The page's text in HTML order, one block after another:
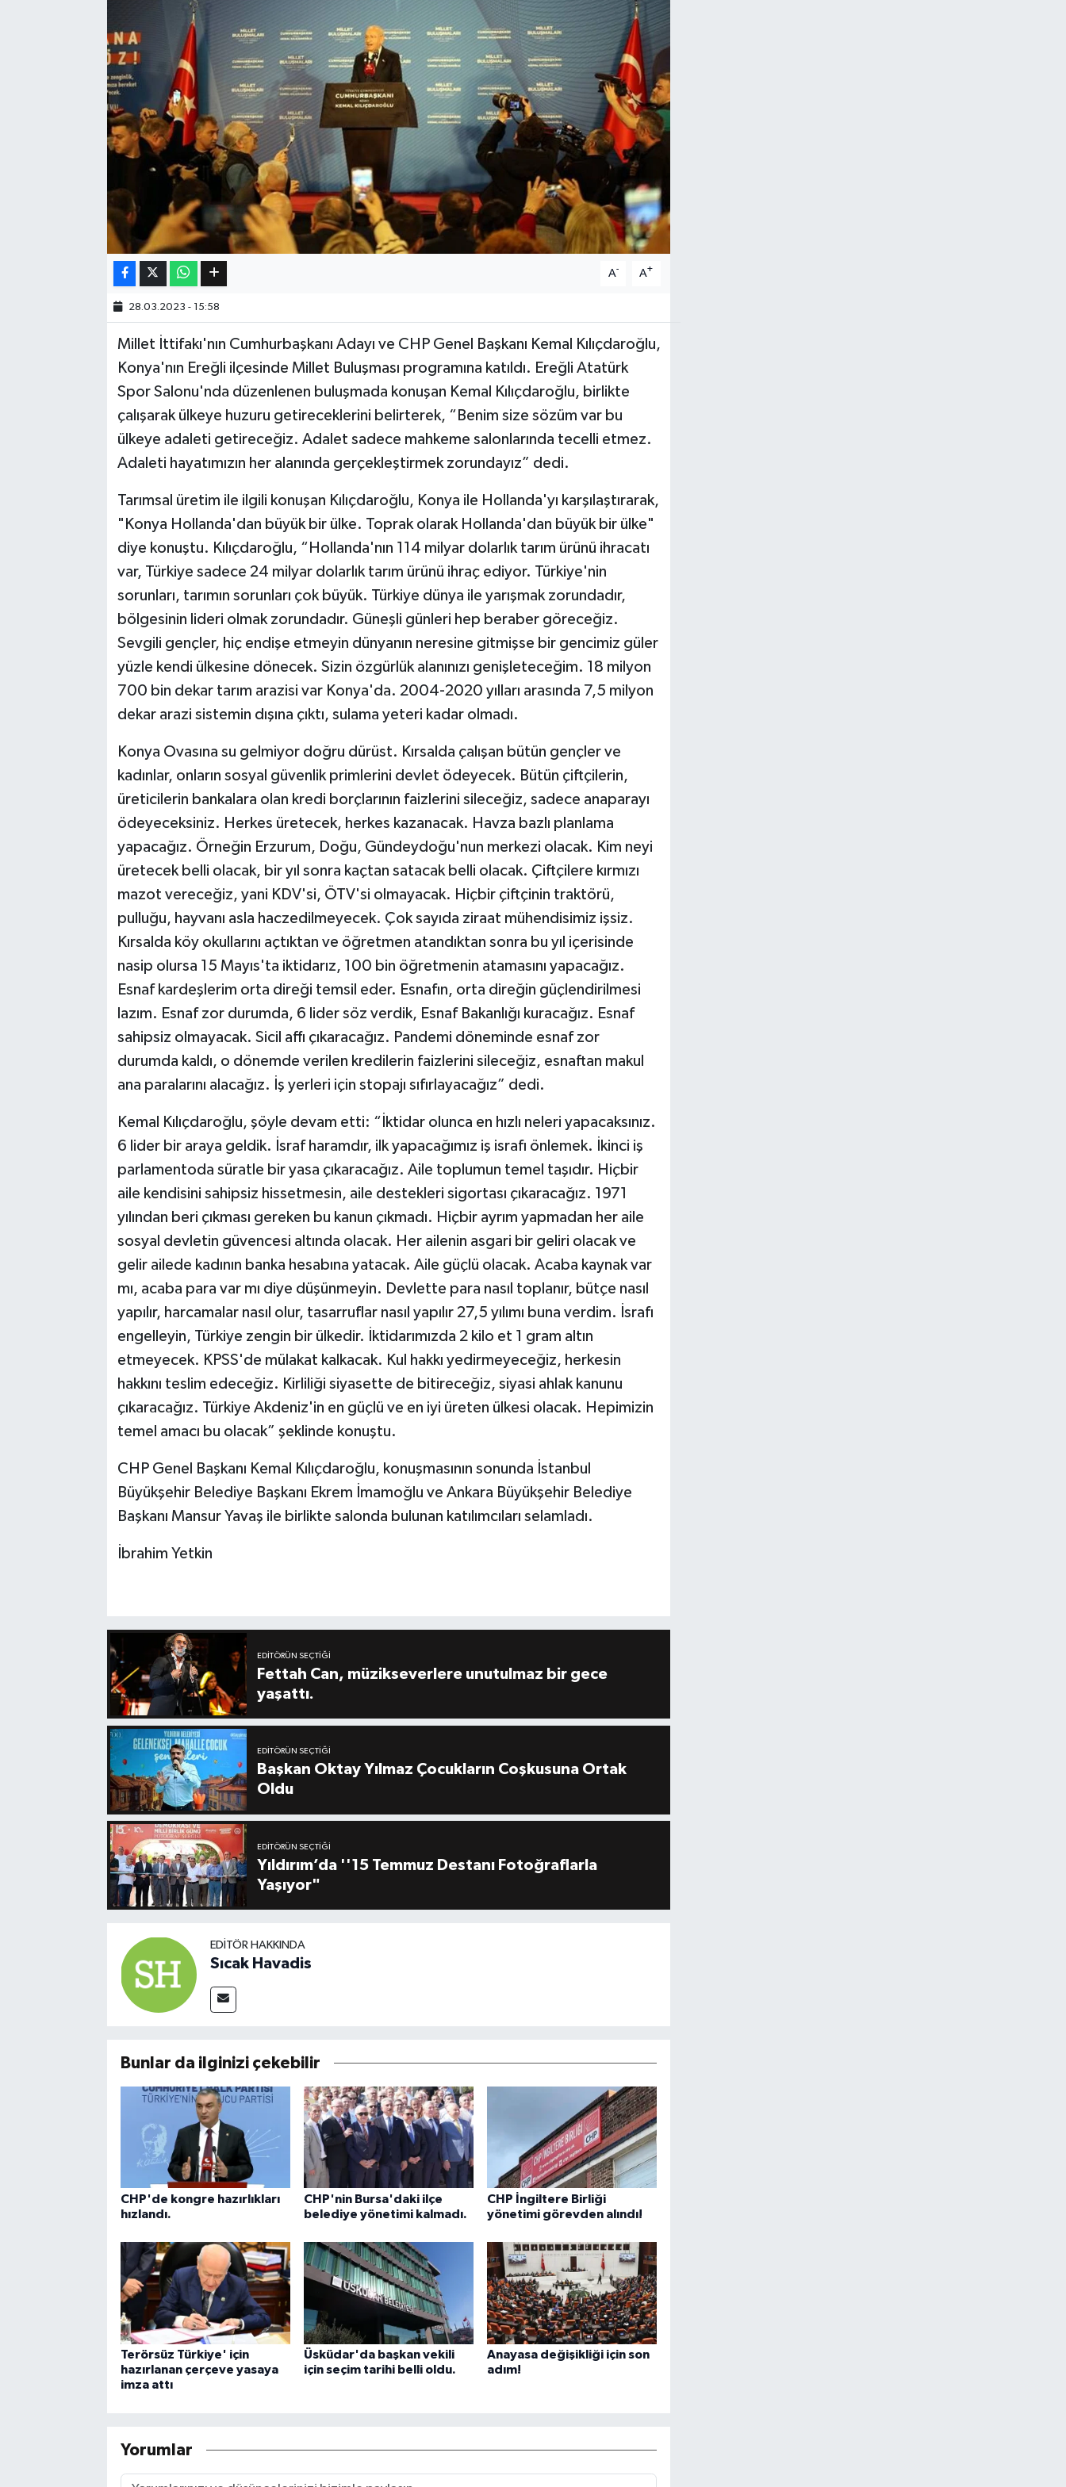
A- A+
28.03.2023 - 15:58
Millet İttifakı'nın Cumhurbaşkanı Adayı ve CHP Genel Başkanı Kemal Kılıçdaroğlu,
Konya'nın Ereğli ilçesinde Millet Buluşması programına katıldı. Ereğli Atatürk
Spor Salonu'nda düzenlenen buluşmada konuşan Kemal Kılıçdaroğlu, birlikte
çalışarak ülkeye huzuru getireceklerini belirterek, “Benim size sözüm var bu
ülkeye adaleti getireceğiz. Adalet sadece mahkeme salonlarında tecelli etmez.
Adaleti hayatımızın her alanında gerçekleştirmek zorundayız” dedi.
Tarımsal üretim ile ilgili konuşan Kılıçdaroğlu, Konya ile Hollanda'yı karşılaştırarak,
"Konya Hollanda'dan büyük bir ülke. Toprak olarak Hollanda'dan büyük bir ülke"
diye konuştu. Kılıçdaroğlu, “Hollanda'nın 114 milyar dolarlık tarım ürünü ihracatı
var, Türkiye sadece 24 milyar dolarlık tarım ürünü ihraç ediyor. Türkiye'nin
sorunları, tarımın sorunları çok büyük. Türkiye dünya ile yarışmak zorundadır,
bölgesinin lideri olmak zorundadır. Güneşli günleri hep beraber göreceğiz.
Sevgili gençler, hiç endişe etmeyin dünyanın neresine gitmişse bir gencimiz güler
yüzle kendi ülkesine dönecek. Sizin özgürlük alanınızı genişleteceğim. 18 milyon
700 bin dekar tarım arazisi var Konya'da. 2004-2020 yılları arasında 7,5 milyon
dekar arazi sistemin dışına çıktı, sulama yeteri kadar olmadı.
Konya Ovasına su gelmiyor doğru dürüst. Kırsalda çalışan bütün gençler ve
kadınlar, onların sosyal güvenlik primlerini devlet ödeyecek. Bütün çiftçilerin,
üreticilerin bankalara olan kredi borçlarının faizlerini sileceğiz, sadece anaparayı
ödeyeceksiniz. Herkes üretecek, herkes kazanacak. Havza bazlı planlama
yapacağız. Örneğin Erzurum, Doğu, Gündeydoğu'nun merkezi olacak. Kim neyi
üretecek belli olacak, bir yıl sonra kaçtan satacak belli olacak. Çiftçilere kırmızı
mazot vereceğiz, yani KDV'si, ÖTV'si olmayacak. Hiçbir çiftçinin traktörü,
pulluğu, hayvanı asla haczedilmeyecek. Çok sayıda ziraat mühendisimiz işsiz.
Kırsalda köy okullarını açtıktan ve öğretmen atandıktan sonra bu yıl içerisinde
nasip olursa 15 Mayıs'ta iktidarız, 100 bin öğretmenin atamasını yapacağız.
Esnaf kardeşlerim orta direği temsil eder. Esnafın, orta direğin güçlendirilmesi
lazım. Esnaf zor durumda, 6 lider söz verdik, Esnaf Bakanlığı kuracağız. Esnaf
sahipsiz olmayacak. Sicil affı çıkaracağız. Pandemi döneminde esnaf zor
durumda kaldı, o dönemde verilen kredilerin faizlerini sileceğiz, esnaftan makul
ana paralarını alacağız. İş yerleri için stopajı sıfırlayacağız” dedi.
Kemal Kılıçdaroğlu, şöyle devam etti: “İktidar olunca en hızlı neleri yapacaksınız.
6 lider bir araya geldik. İsraf haramdır, ilk yapacağımız iş israfı önlemek. İkinci iş
parlamentoda süratle bir yasa çıkaracağız. Aile toplumun temel taşıdır. Hiçbir
aile kendisini sahipsiz hissetmesin, aile destekleri sigortası çıkaracağız. 1971
yılından beri çıkması gereken bu kanun çıkmadı. Hiçbir ayrım yapmadan her aile
sosyal devletin güvencesi altında olacak. Her ailenin asgari bir geliri olacak ve
gelir ailede kadının banka hesabına yatacak. Aile güçlü olacak. Acaba kaynak var
mı, acaba para var mı diye düşünmeyin. Devlette para nasıl toplanır, bütçe nasıl
yapılır, harcamalar nasıl olur, tasarruflar nasıl yapılır 27,5 yılımı buna verdim. İsrafı
engelleyin, Türkiye zengin bir ülkedir. İktidarımızda 2 kilo et 1 gram altın
etmeyecek. KPSS'de mülakat kalkacak. Kul hakkı yedirmeyeceğiz, herkesin
hakkını teslim edeceğiz. Kirliliği siyasette de bitireceğiz, siyasi ahlak kanunu
çıkaracağız. Türkiye Akdeniz'in en güçlü ve en iyi üreten ülkesi olacak. Hepimizin
temel amacı bu olacak” şeklinde konuştu.
CHP Genel Başkanı Kemal Kılıçdaroğlu, konuşmasının sonunda İstanbul
Büyükşehir Belediye Başkanı Ekrem İmamoğlu ve Ankara Büyükşehir Belediye
Başkanı Mansur Yavaş ile birlikte salonda bulunan katılımcıları selamladı.
İbrahim Yetkin
EDITÖRÜN SEÇTIĞI
Fettah Can, müzikseverlere unutulmaz bir gece
yaşattı.
EDITÖRÜN SEÇTIĞI
Başkan Oktay Yılmaz Çocukların Coşkusuna Ortak
Oldu
EDITÖRÜN SEÇTIĞI
Yıldırım’da ''15 Temmuz Destanı Fotoğraflarla
Yaşıyor"
EDITÖR HAKKINDA
Sıcak Havadis
Bunlar da ilginizi çekebilir
CHP'de kongre hazırlıkları
hızlandı.
CHP'nin Bursa'daki ilçe
belediye yönetimi kalmadı.
CHP İngiltere Birliği
yönetimi görevden alındı!
Terörsüz Türkiye' için
hazırlanan çerçeve yasaya
imza attı
Üsküdar'da başkan vekili
için seçim tarihi belli oldu.
Anayasa değişikliği için son
adım!
Yorumlar
Kültür & Sanat
Bilim, Teknoloji